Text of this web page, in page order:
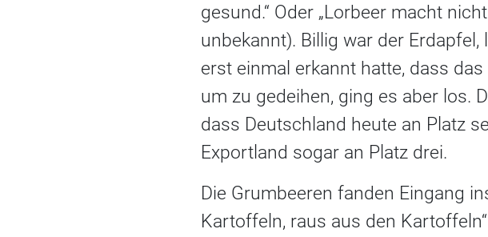
gesund.“ Oder „Lorbeer macht
unbekannt). Billig war der
erst einmal erkannt hatte, dass
um zu gedeihen, ging es aber los.
dass Deutschland heute an Platz
Exportland sogar an Platz drei.
Die Grumbeeren fanden Eingang
Kartoffeln, raus aus den